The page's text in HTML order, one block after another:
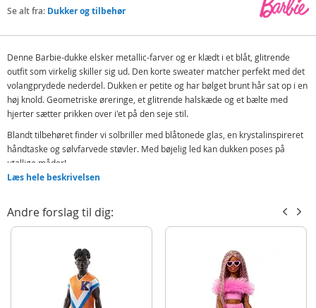
Se alt fra: Dukker og tilbehør
Denne Barbie-dukke elsker metallic-farver og er klædt i et blåt, glitrende
outfit som virkelig skiller sig ud. Den korte sweater matcher perfekt med det
volangprydede nederdel. Dukken er petite og har bølget brunt hår sat op i en
høj knold. Geometriske øreringe, et glitrende halskæde og et bælte med
hjerter sætter prikken over i'et på den seje stil.
Blandt tilbehøret finder vi solbriller med blåtonede glas, en krystalinspireret
håndtaske og sølvfarvede støvler. Med bøjelig led kan dukken poses på
utallige måder!
Børn fra 4 år og op kan samle alle Barbie Deluxe Style-dukkerne og udforske
Indeholder:
Top, nederdel og støvler
Taske, solbriller, halskæde og bælte
Læs hele beskrivelsen
Andre forslag til dig: